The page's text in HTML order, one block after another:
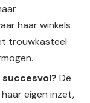
haar winkels
trouwkasteel
succesvol? De
eigen inzet,